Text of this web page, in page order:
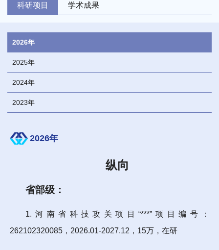
科研项目 学术成果
2026年
2025年
2024年
2023年
2026年
纵向
省部级：
1.河南省科技攻关项目“***”项目编号：
262102320085，2026.01-2027.12，15万，在研